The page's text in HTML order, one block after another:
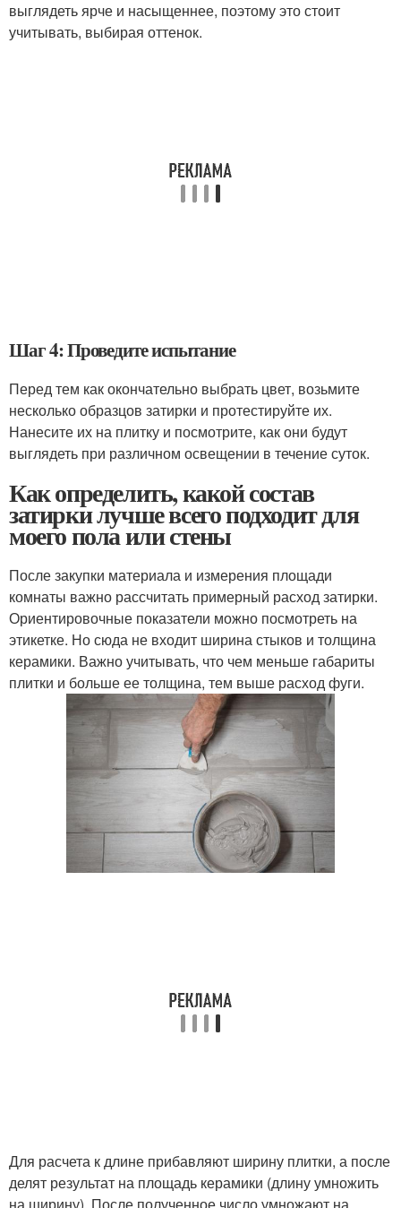
выглядеть ярче и насыщеннее, поэтому это стоит
учитывать, выбирая оттенок.
Шаг 4: Проведите испытание
Перед тем как окончательно выбрать цвет, возьмите
несколько образцов затирки и протестируйте их.
Нанесите их на плитку и посмотрите, как они будут
выглядеть при различном освещении в течение суток.
Как определить, какой состав
затирки лучше всего подходит для
моего пола или стены
После закупки материала и измерения площади
комнаты важно рассчитать примерный расход затирки.
Ориентировочные показатели можно посмотреть на
этикетке. Но сюда не входит ширина стыков и толщина
керамики. Важно учитывать, что чем меньше габариты
плитки и больше ее толщина, тем выше расход фуги.
Для расчета к длине прибавляют ширину плитки, а после
делят результат на площадь керамики (длину умножить
на ширину). После полученное число умножают на